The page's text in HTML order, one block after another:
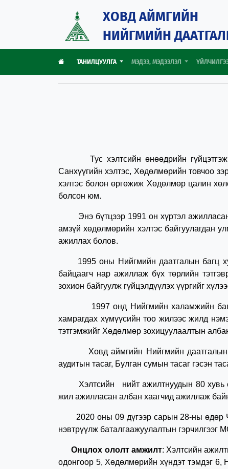
ХОВД АЙМГИЙН
НИЙГМИЙН
ТАНИЛЦУУЛГА МЭДЭЭ, МЭДЭЭЛЭЛ
Тус хэлтсийн өнөөдрийн гүйцэтгэж
Санхүүгийн хэлтэс, Хөдөлмөрийн товчоо
хэлтэс болон өргөжиж Хөдөлмөр цалин
болсон юм.
Энэ бүтцээр 1991 он хүртэл ажилласан
амзүй хөдөлмөрийн хэлтэс байгуулагдан
ажиллах болов.
1995 оны Нийгмийн даатгалын багц
байцаагч нар ажиллаж бүх төрлийн
зохион байгуулж гүйцэлдүүлэх үүргийг
1997 онд Нийгмийн халамжийн багц
хамрагдах хүмүүсийн тоо жилээс жилд
тэтгэмжийг Хөдөлмөр зохицуулаалтын
Ховд аймгийн Нийгмийн даатгалын
аудитын тасаг, Булган сумын тасаг гэсэн
Хэлтсийн нийт ажилтнуудын 80 хувь
жил ажилласан албан хаагчид ажиллаж
2020 оны 09 дүгээр сарын 28-ны
нэвтрүүлж баталгаажуулалтын
Онцлох ололт амжилт: Хэлтсийн
одонгоор 5, Хөдөлмөрийн хүндэт тэмдэг